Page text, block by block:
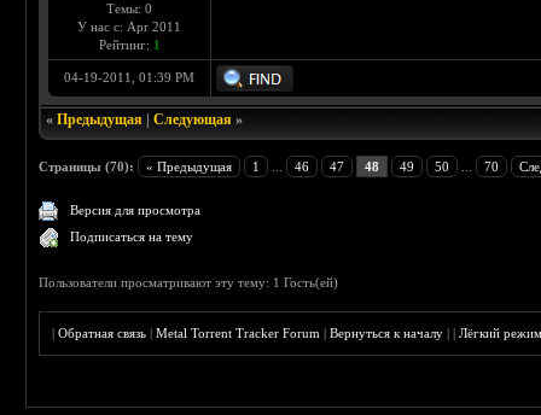
Темы: 0
У нас с: Apr 2011
Рейтинг: 1
04-19-2011, 01:39 PM
«Предыдущая |Следующая »
Страницы (70): « Предыдущая 1 46 47 48 49 50 70
Версия для просмотра
Подписаться на тему
Пользователи просматривают эту тему: 1 Гость(ей)
|Обратная связь |Metal Torrent Tracker Forum |Вернуться к началу ||Лёгкий